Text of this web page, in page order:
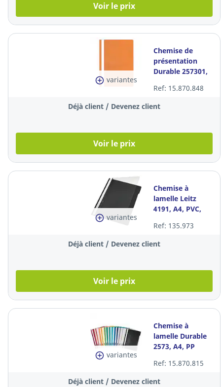
Voir le prix
variantes
Chemise de
présentation
Durable 257301,
Ref: 15.870.848
Déjà client / Devenez client
Voir le prix
variantes
Chemise à
lamelle Leitz
4191, A4, PVC,
Ref: 135.973
Déjà client / Devenez client
Voir le prix
variantes
Chemise à
lamelle Durable
2573, A4, PP
jaune clair, les 50
Ref: 15.870.815
Déjà client / Devenez client